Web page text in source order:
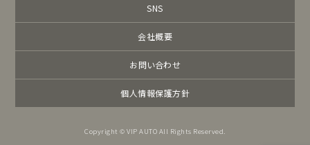
SNS
会社概要
お問い合わせ
個人情報保護方針
Copyright © VIP AUTO All Rights Reserved.